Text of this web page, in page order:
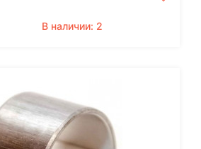
В наличии: 2